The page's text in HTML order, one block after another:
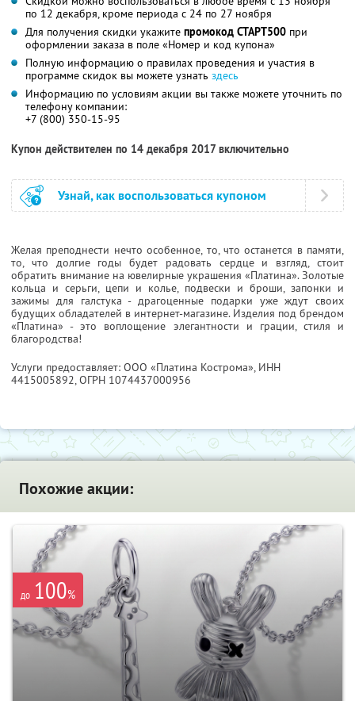
по 12 декабря, кроме периода с 24 по 27 ноября
Для получения скидки укажите промокод СТАРТ500 при
оформлении заказа в поле «Номер и код купона»
Полную информацию о правилах проведения и участия в
программе скидок вы можете узнать здесь
Информацию по условиям акции вы также можете уточнить по
телефону компании:
+7 (800) 350-15-95
Купон действителен по 14 декабря 2017 включительно
Узнай, как воспользоваться купоном
Желая преподнести нечто особенное, то, что останется в памяти,
то, что долгие годы будет радовать сердце и взгляд, стоит
обратить внимание на ювелирные украшения «Платина». Золотые
кольца и серьги, цепи и колье, подвески и броши, запонки и
зажимы для галстука - драгоценные подарки уже ждут своих
будущих обладателей в интернет-магазине. Изделия под брендом
«Платина» - это воплощение элегантности и грации, стиля и
благородства!
Услуги предоставляет: ООО «Платина Кострома», ИНН
4415005892, ОГРН 1074437000956
Похожие акции:
до 100%